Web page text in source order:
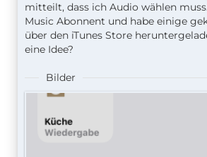
mitteilt, dass ich Audio wählen
Music Abonnent und habe einige
über den iTunes Store
eine Idee?
Bilder